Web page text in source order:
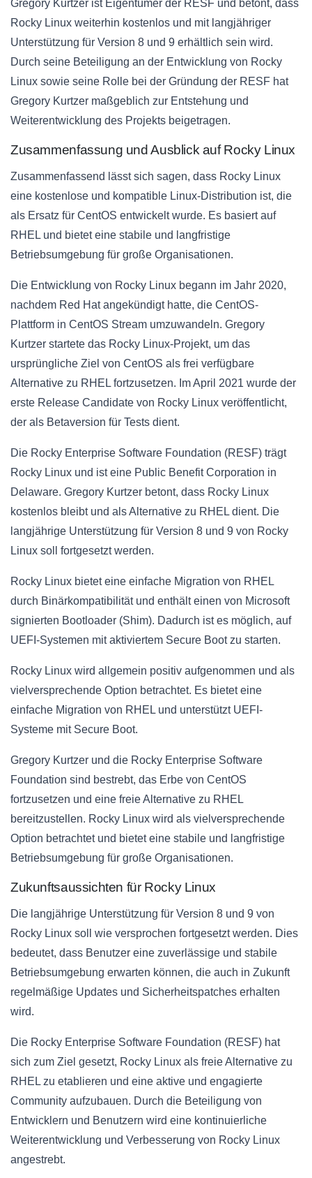
Gregory Kurtzer ist Eigentümer der RESF und betont, dass
Rocky Linux weiterhin kostenlos und mit langjähriger
Unterstützung für Version 8 und 9 erhältlich sein wird.
Durch seine Beteiligung an der Entwicklung von Rocky
Linux sowie seine Rolle bei der Gründung der RESF hat
Gregory Kurtzer maßgeblich zur Entstehung und
Weiterentwicklung des Projekts beigetragen.
Zusammenfassung und Ausblick auf Rocky Linux
Zusammenfassend lässt sich sagen, dass Rocky Linux
eine kostenlose und kompatible Linux-Distribution ist, die
als Ersatz für CentOS entwickelt wurde. Es basiert auf
RHEL und bietet eine stabile und langfristige
Betriebsumgebung für große Organisationen.
Die Entwicklung von Rocky Linux begann im Jahr 2020,
nachdem Red Hat angekündigt hatte, die CentOS-
Plattform in CentOS Stream umzuwandeln. Gregory
Kurtzer startete das Rocky Linux-Projekt, um das
ursprüngliche Ziel von CentOS als frei verfügbare
Alternative zu RHEL fortzusetzen. Im April 2021 wurde der
erste Release Candidate von Rocky Linux veröffentlicht,
der als Betaversion für Tests dient.
Die Rocky Enterprise Software Foundation (RESF) trägt
Rocky Linux und ist eine Public Benefit Corporation in
Delaware. Gregory Kurtzer betont, dass Rocky Linux
kostenlos bleibt und als Alternative zu RHEL dient. Die
langjährige Unterstützung für Version 8 und 9 von Rocky
Linux soll fortgesetzt werden.
Rocky Linux bietet eine einfache Migration von RHEL
durch Binärkompatibilität und enthält einen von Microsoft
signierten Bootloader (Shim). Dadurch ist es möglich, auf
UEFI-Systemen mit aktiviertem Secure Boot zu starten.
Rocky Linux wird allgemein positiv aufgenommen und als
vielversprechende Option betrachtet. Es bietet eine
einfache Migration von RHEL und unterstützt UEFI-
Systeme mit Secure Boot.
Gregory Kurtzer und die Rocky Enterprise Software
Foundation sind bestrebt, das Erbe von CentOS
fortzusetzen und eine freie Alternative zu RHEL
bereitzustellen. Rocky Linux wird als vielversprechende
Option betrachtet und bietet eine stabile und langfristige
Betriebsumgebung für große Organisationen.
Zukunftsaussichten für Rocky Linux
Die langjährige Unterstützung für Version 8 und 9 von
Rocky Linux soll wie versprochen fortgesetzt werden. Dies
bedeutet, dass Benutzer eine zuverlässige und stabile
Betriebsumgebung erwarten können, die auch in Zukunft
regelmäßige Updates und Sicherheitspatches erhalten
wird.
Die Rocky Enterprise Software Foundation (RESF) hat
sich zum Ziel gesetzt, Rocky Linux als freie Alternative zu
RHEL zu etablieren und eine aktive und engagierte
Community aufzubauen. Durch die Beteiligung von
Entwicklern und Benutzern wird eine kontinuierliche
Weiterentwicklung und Verbesserung von Rocky Linux
angestrebt.